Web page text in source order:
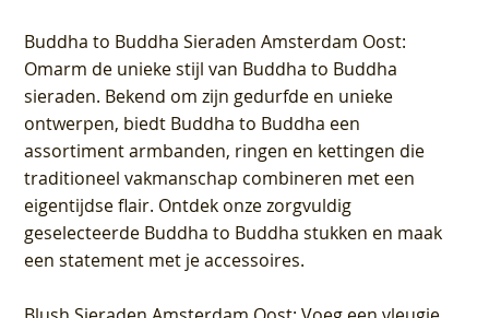
Buddha to Buddha Sieraden Amsterdam Oost:
Omarm de unieke stijl van Buddha to Buddha
sieraden. Bekend om zijn gedurfde en unieke
ontwerpen, biedt Buddha to Buddha een
assortiment armbanden, ringen en kettingen die
traditioneel vakmanschap combineren met een
eigentijdse flair. Ontdek onze zorgvuldig
geselecteerde Buddha to Buddha stukken en maak
een statement met je accessoires.